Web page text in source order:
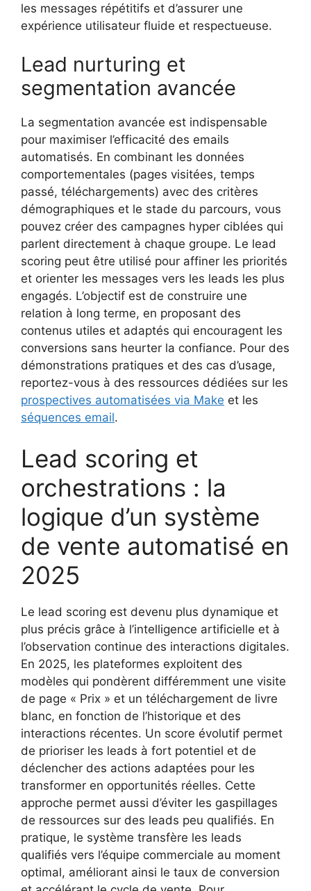
les messages répétitifs et d’assurer une
expérience utilisateur fluide et respectueuse.
Lead nurturing et
segmentation avancée
La segmentation avancée est indispensable
pour maximiser l’efficacité des emails
automatisés. En combinant les données
comportementales (pages visitées, temps
passé, téléchargements) avec des critères
démographiques et le stade du parcours, vous
pouvez créer des campagnes hyper ciblées qui
parlent directement à chaque groupe. Le lead
scoring peut être utilisé pour affiner les priorités
et orienter les messages vers les leads les plus
engagés. L’objectif est de construire une
relation à long terme, en proposant des
contenus utiles et adaptés qui encouragent les
conversions sans heurter la confiance. Pour des
démonstrations pratiques et des cas d’usage,
reportez-vous à des ressources dédiées sur les
prospectives automatisées via Make et les
séquences email.
Lead scoring et
orchestrations : la
logique d’un système
de vente automatisé en
2025
Le lead scoring est devenu plus dynamique et
plus précis grâce à l’intelligence artificielle et à
l’observation continue des interactions digitales.
En 2025, les plateformes exploitent des
modèles qui pondèrent différemment une visite
de page « Prix » et un téléchargement de livre
blanc, en fonction de l’historique et des
interactions récentes. Un score évolutif permet
de prioriser les leads à fort potentiel et de
déclencher des actions adaptées pour les
transformer en opportunités réelles. Cette
approche permet aussi d’éviter les gaspillages
de ressources sur des leads peu qualifiés. En
pratique, le système transfère les leads
qualifiés vers l’équipe commerciale au moment
optimal, améliorant ainsi le taux de conversion